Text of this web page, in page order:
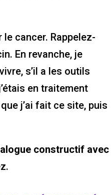
cancer. Rappelez-
En revanche, je
s’il a les outils
en traitement
j’ai fait ce site, puis
constructif avec